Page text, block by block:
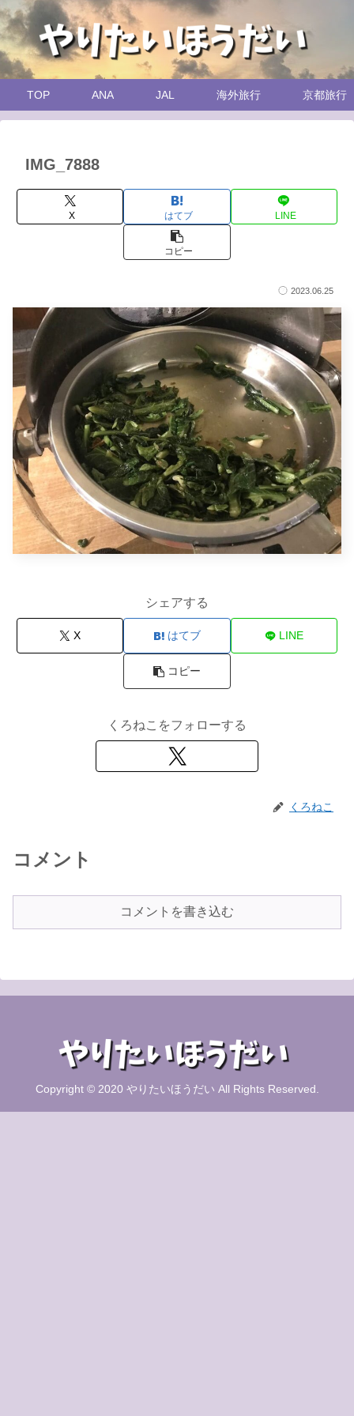
TOP ANA JAL 海外旅行 京都旅行
IMG_7888
X はてブ LINE
コピー
2023.06.25
シェアする
X はてブ LINE
コピー
くろねこをフォローする
くろねこ
コメント
コメントを書き込む
Copyright © 2020 やりたいほうだい All Rights Reserved.